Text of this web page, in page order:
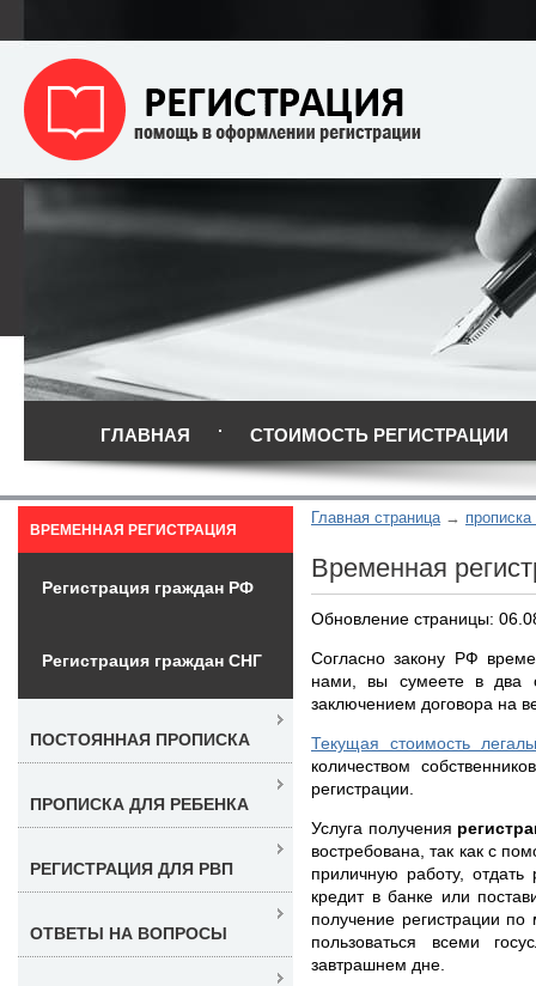
ГЛАВНАЯ СТОИМОСТЬ РЕГИСТРАЦИИ
Главная страница
Временная
Обновление страницы:
Согласно закону РФ
нами, вы сумеете в два
заключением договора на
Текущая стоимость
количеством
регистрации.
Услуга получения
востребована, так как с
приличную работу,
кредит в банке или
получение регистрации
пользоваться всеми
завтрашнем дне.
ВРЕМЕННАЯ РЕГИСТРАЦИЯ
Регистрация граждан РФ
Регистрация граждан СНГ
ПОСТОЯННАЯ ПРОПИСКА
ПРОПИСКА ДЛЯ РЕБЕНКА
РЕГИСТРАЦИЯ ДЛЯ РВП
ОТВЕТЫ НА ВОПРОСЫ